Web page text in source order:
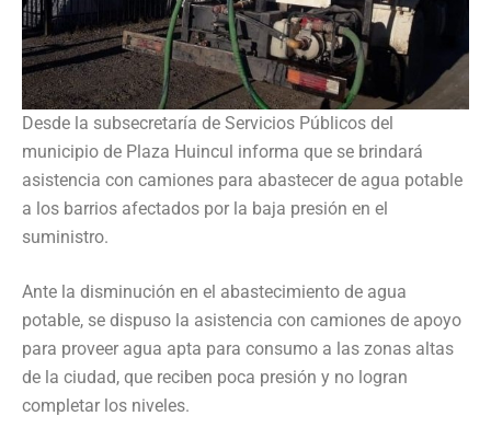
Desde la subsecretaría de Servicios Públicos del
municipio de Plaza Huincul informa que se brindará
asistencia con camiones para abastecer de agua potable
a los barrios afectados por la baja presión en el
suministro.
Ante la disminución en el abastecimiento de agua
potable, se dispuso la asistencia con camiones de apoyo
para proveer agua apta para consumo a las zonas altas
de la ciudad, que reciben poca presión y no logran
completar los niveles.